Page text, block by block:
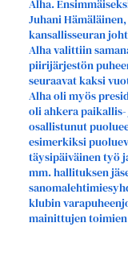
Alha.
Juhani
kansallisseuran
Alha valittiin
piirijärjestön
seuraavat kaksi
Alha oli myös
oli ahkera
osallistunut
esimerkiksi
täysipäiväinen työ
mm. hallituksen
klubin
mainittujen